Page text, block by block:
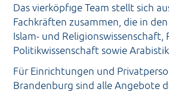
Das vierköpfige Team stellt sich
Fachkräften zusammen, die in
Islam- und Religionswissenschaft,
Politikwissenschaft sowie
Für Einrichtungen und
Brandenburg sind alle Angebote